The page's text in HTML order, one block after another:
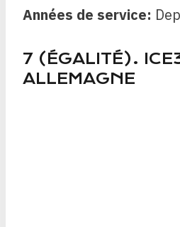
Années de service:
7 (ÉGALITÉ).
ALLEMAGNE